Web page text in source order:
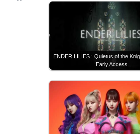
ENDER LILIES : Quietus of the
Early Access